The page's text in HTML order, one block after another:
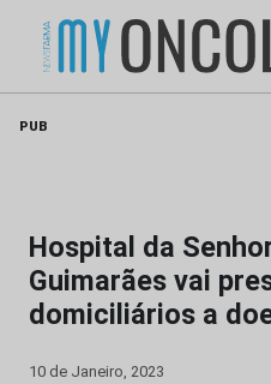
PUB
Hospital da
Guimarães vai
domiciliários a
10 de Janeiro, 2023